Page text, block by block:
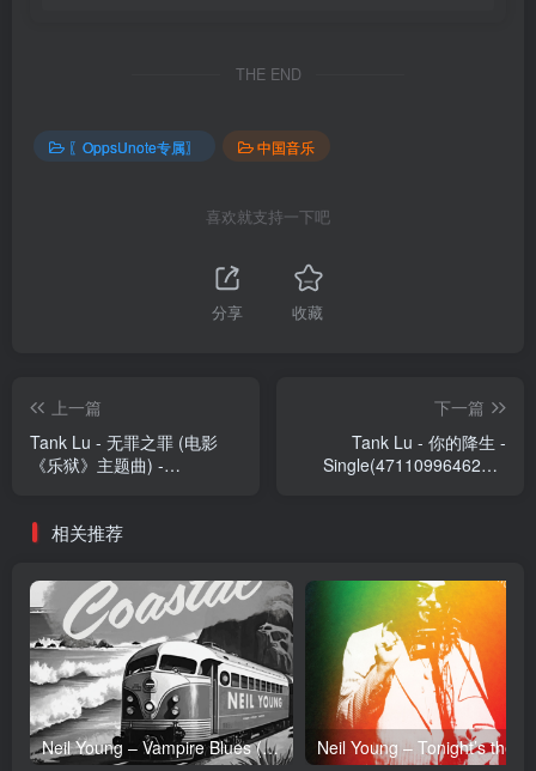
THE END
〖OppsUnote专属〗 中国音乐
喜欢就支持一下吧
分享 收藏
上一篇
Tank Lu - 无罪之罪 (电影
《乐狱》主题曲) -
下一篇
Tank Lu - 你的降生 -
Single(4711099646296)
相关推荐
Neil Young – Vampire Blues (Live) – Single(054391239303)【24bit／96.0kHz】土耳其区